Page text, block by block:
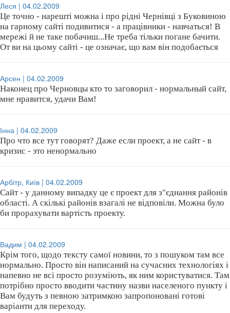
Леся | 04.02.2009
Це точно - нарешті можна і про рідні Чернівці з Буковиною
на гарному сайті подивитися - а працівники - навчаться! В
мережі й не таке побачиш...Не треба тільки погане бачити.
От ви на цьому сайті - це означає, що вам він подобається
Арсен | 04.02.2009
Наконец про Черновцы кто то заговорил - нормальный сайт,
мне нравится, удачи Вам!
Інна | 04.02.2009
Про что все тут говорят? Даже если проект, а не сайт - в
кризис - это ненормально
Арбітр, Київ | 04.02.2009
Сайт - у данному випадку це є проект для з"єднання районів
області. А скількі районів взагалі не відповіли. Можна було
би прорахувати вартість проекту.
Вадим | 04.02.2009
Крім того, щодо тексту самої новини, то з пошуком там все
нормально. Просто він написаний на сучасних технологіях і
напевно не всі просто розуміють, як ним користуватися. Там
потрібно просто вводити частину назви населеного пункту і
Вам будуть з певною затримкою запропоновані готові
варіанти для переходу.